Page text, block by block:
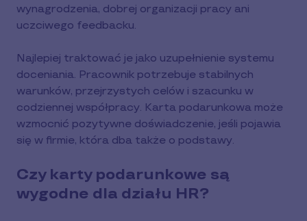
wynagrodzenia, dobrej organizacji pracy ani
uczciwego feedbacku.
Najlepiej traktować je jako uzupełnienie systemu
doceniania. Pracownik potrzebuje stabilnych
warunków, przejrzystych celów i szacunku w
codziennej współpracy. Karta podarunkowa może
wzmocnić pozytywne doświadczenie, jeśli pojawia
się w firmie, która dba także o podstawy.
Czy karty podarunkowe są
wygodne dla działu HR?